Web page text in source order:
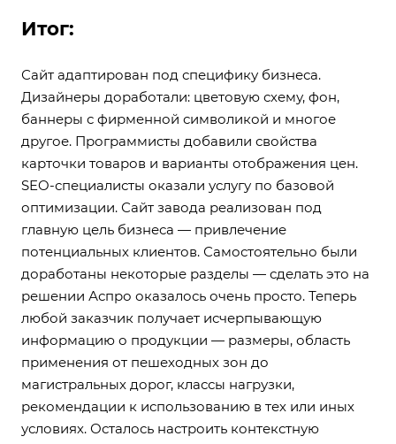
Итог:
Сайт адаптирован под специфику бизнеса.
Дизайнеры доработали: цветовую схему, фон,
баннеры с фирменной символикой и многое
другое. Программисты добавили свойства
карточки товаров и варианты отображения цен.
SEO-специалисты оказали услугу по базовой
оптимизации. Сайт завода реализован под
главную цель бизнеса — привлечение
потенциальных клиентов. Самостоятельно были
доработаны некоторые разделы — сделать это на
решении Аспро оказалось очень просто. Теперь
любой заказчик получает исчерпывающую
информацию о продукции — размеры, область
применения от пешеходных зон до
магистральных дорог, классы нагрузки,
рекомендации к использованию в тех или иных
условиях. Осталось настроить контекстную